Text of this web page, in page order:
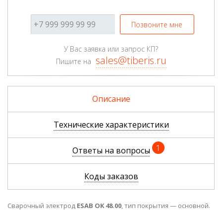
Позвоните мне
У Вас заявка или запрос КП?
Пишите на sales@tiberis.ru
Описание
Технические характеристики
Ответы на вопросы 1
Коды заказов
Сварочный электрод ESAB OK 48.00 , тип покрытия — основной.